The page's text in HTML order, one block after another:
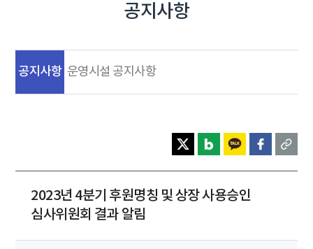
공지사항
공지사항 운영시설 공지사항
2023년 4분기 후원명칭 및 상장 사용승인
심사위원회 결과 알림